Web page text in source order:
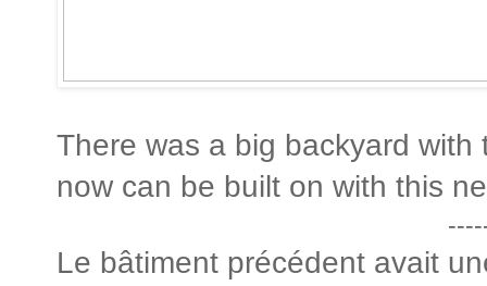
There was a big backyard
now can be built on with this
Le bâtiment précédent avait